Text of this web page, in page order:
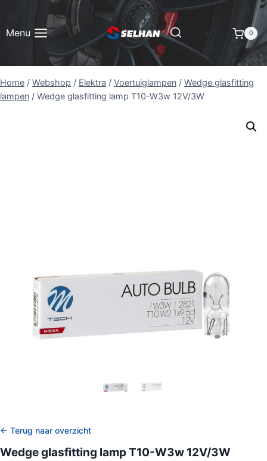
inhoud
Menu 0
Home / Webshop / Elektra / Voertuiglampen / Wedge glasfitting
lampen / Wedge glasfitting lamp T10-W3w 12V/3W
← Terug naar overzicht
Wedge glasfitting lamp T10-W3w 12V/3W